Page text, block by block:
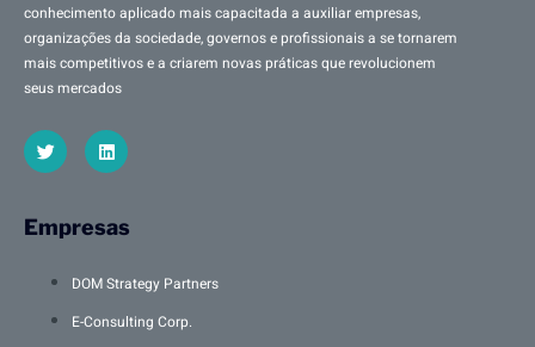
conhecimento aplicado mais capacitada a auxiliar empresas,
organizações da sociedade, governos e profissionais a se tornarem
mais competitivos e a criarem novas práticas que revolucionem
seus mercados
Empresas
DOM Strategy Partners
E-Consulting Corp.